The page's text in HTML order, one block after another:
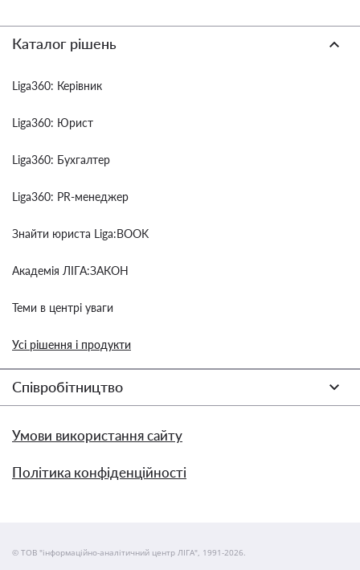
Каталог рішень
Liga360: Керівник
Liga360: Юрист
Liga360: Бухгалтер
Liga360: PR-менеджер
Знайти юриста Liga:BOOK
Академія ЛІГА:ЗАКОН
Теми в центрі уваги
Усі рішення і продукти
Співробітництво
Умови використання сайту
Політика конфіденційності
© ТОВ "інформаційно-аналітичний центр ЛІГА", 1991-2026.